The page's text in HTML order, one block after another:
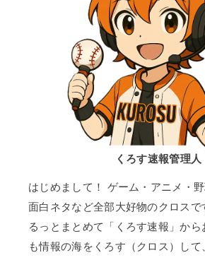
くろす速報管理人
はじめまして！ ゲーム・アニメ・
面白ネタなど全部大好物のクロスで
るっとまとめて「くろす速報」から
も情報の海をくろす（クロス）して